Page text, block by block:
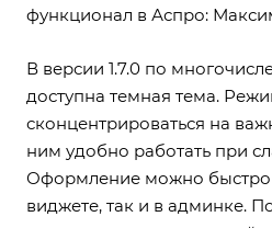
функционал в Аспро:
В версии 1.7.0 по
доступна темная тема.
сконцентрироваться на
ним удобно работать при
Оформление можно быстро
виджете, так и в админке.